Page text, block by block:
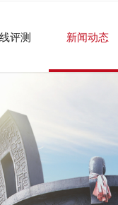
评测 新闻动态